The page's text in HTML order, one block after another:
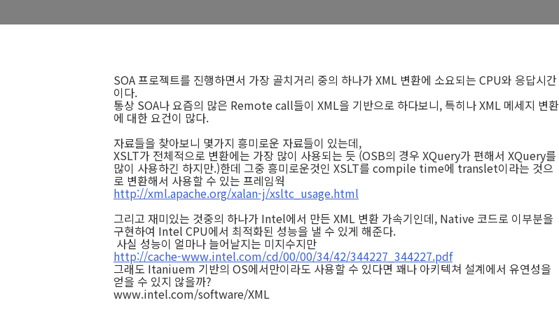
SOA 프로젝트를 진행하면서 가장 골치거리 중의 하나가 XML 변환에 소요되는 CPU와 응답시간
이다.
통상 SOA나 요즘의 많은 Remote call들이 XML을 기반으로 하다보니, 특히나 XML 메세지 변환
에 대한 요건이 많다.
자료들을 찾아보니 몇가지 흥미로운 자료들이 있는데,
XSLT가 전체적으로 변환에는 가장 많이 사용되는 듯 (OSB의 경우 XQuery가 편해서 XQuery를
많이 사용하긴 하지만.)한데 그중 흥미로운것인 XSLT를 compile time에 translet이라는 것으
로 변환해서 사용할 수 있는 프레임웍
http://xml.apache.org/xalan-j/xsltc_usage.html
그리고 재미있는 것중의 하나가 Intel에서 만든 XML 변환 가속기인데, Native 코드로 이부분을
구현하여 Intel CPU에서 최적화된 성능을 낼 수 있게 해준다.
사실 성능이 얼마나 늘어날지는 미지수지만
http://cache-www.intel.com/cd/00/00/34/42/344227_344227.pdf
그래도 Itaniuem 기반의 OS에서만이라도 사용할 수 있다면 꽤나 아키텍쳐 설계에서 유연성을
얻을 수 있지 않을까?
www.intel.com/software/XML